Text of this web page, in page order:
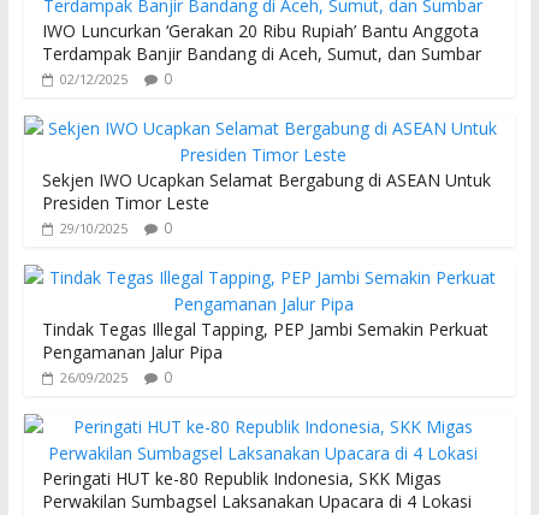
IWO Luncurkan ‘Gerakan 20 Ribu Rupiah’ Bantu Anggota
Terdampak Banjir Bandang di Aceh, Sumut, dan Sumbar
02/12/2025 0
Sekjen IWO Ucapkan Selamat Bergabung di ASEAN Untuk
Presiden Timor Leste
29/10/2025 0
Tindak Tegas Illegal Tapping, PEP Jambi Semakin Perkuat
Pengamanan Jalur Pipa
26/09/2025 0
Peringati HUT ke-80 Republik Indonesia, SKK Migas
Perwakilan Sumbagsel Laksanakan Upacara di 4 Lokasi